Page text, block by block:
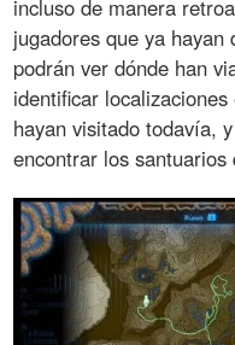
incluso de manera
jugadores que ya
podrán ver dónde han
identificar
hayan visitado todavía,
encontrar los